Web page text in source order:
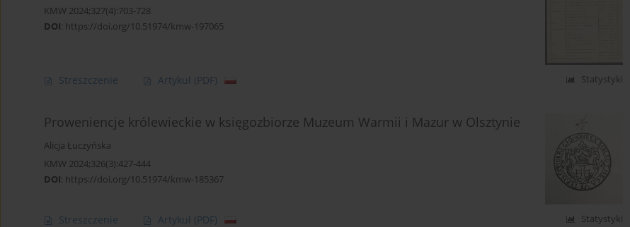
KMW 2024;327(4):703-728
DOI: https://doi.org/10.51974/kmw-197065
Streszczenie Artykuł (PDF) Statystyki
Proweniencje królewieckie w księgozbiorze Muzeum Warmii i Mazur w Olsztynie
Alicja Łuczyńska
KMW 2024;326(3):427-444
DOI: https://doi.org/10.51974/kmw-185367
Streszczenie Artykuł (PDF) Statystyki